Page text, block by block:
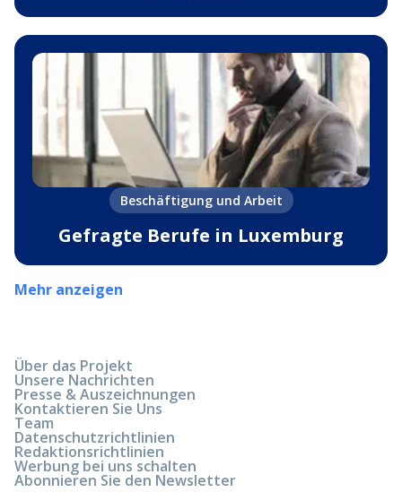
Beschäftigung und Arbeit
Gefragte Berufe in Luxemburg
Mehr anzeigen
Über das Projekt
Unsere Nachrichten
Presse & Auszeichnungen
Kontaktieren Sie Uns
Team
Datenschutzrichtlinien
Redaktionsrichtlinien
Werbung bei uns schalten
Abonnieren Sie den Newsletter